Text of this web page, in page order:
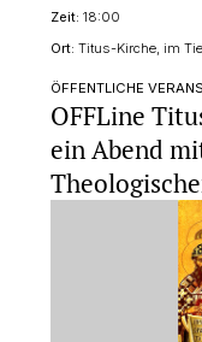
Zeit: 18:00
Ort: Titus-Kirche, im
ÖFFENTLICHE
OFFLine
ein Abend